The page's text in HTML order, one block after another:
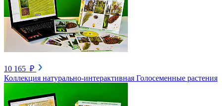
10 165 ₽
Коллекция натурально-интерактивная Голосеменные растения